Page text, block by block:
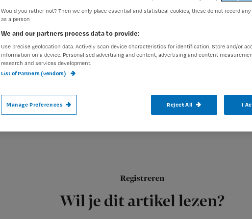
Auteur:
Registreren
Wil je dit artikel lezen?
De International Council of Nurses (ICN)
(pandemie) enkele feiten over de
Would you rather not? Then we only place essential and statistical cookies, these do not record
as a person
We and our partners process data to provide:
Use precise geolocation data. Actively scan device characteristics for identification. Store and/or
information on a device. Personalised advertising and content, advertising and content
research and services development.
List of Partners (vendors)
Manage Preferences Reject All I